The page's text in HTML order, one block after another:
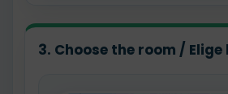
3. Choose the room /